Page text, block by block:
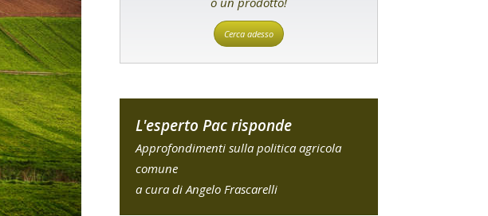
Cerca adesso
L'esperto Pac risponde
Approfondimenti sulla politica agricola
comune
a cura di Angelo Frascarelli